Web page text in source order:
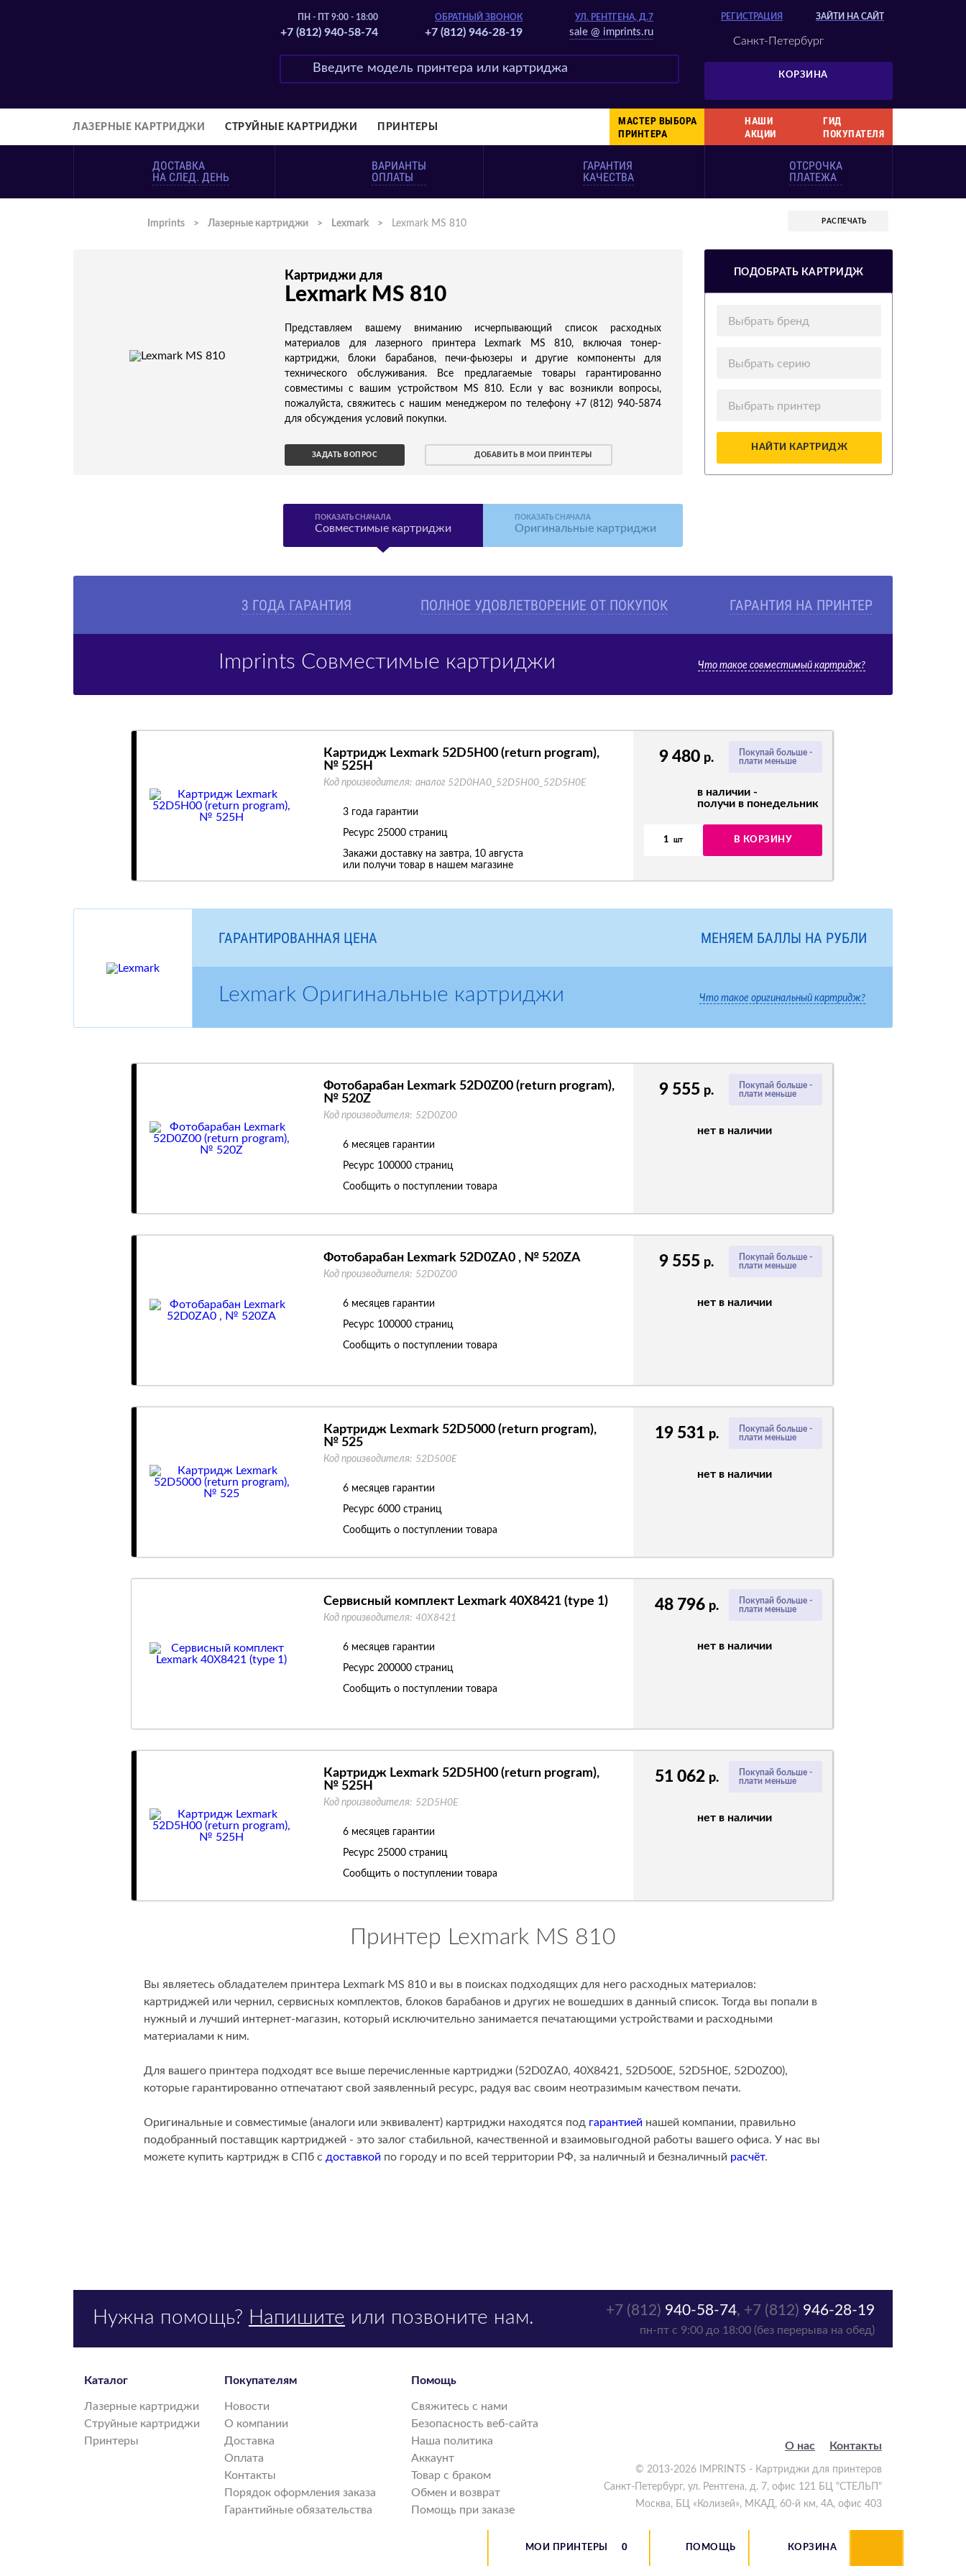
КОРЗИНА
РЕГИСТРАЦИЯ ЗАЙТИ НА САЙТ
Санкт-Петербург
ПН - ПТ 9:00 - 18:00
+7 (812) 940-58-74
ОБРАТНЫЙ ЗВОНОК
+7 (812) 946-28-19
УЛ. РЕНТГЕНА, Д.7
sale @ imprints.ru
НАШИ
АКЦИИ
ГИД
ПОКУПАТЕЛЯ
МАСТЕР ВЫБОРА
ПРИНТЕРА
ЛАЗЕРНЫЕ КАРТРИДЖИ СТРУЙНЫЕ КАРТРИДЖИ ПРИНТЕРЫ
ДОСТАВКА
НА СЛЕД. ДЕНЬ
ВАРИАНТЫ
ОПЛАТЫ
ГАРАНТИЯ
КАЧЕСТВА
ОТСРОЧКА
ПЛАТЕЖА
Imprints > Лазерные картриджи > Lexmark > Lexmark MS 810
Картриджи для
Lexmark MS 810
Представляем вашему вниманию исчерпывающий список расходных
материалов для лазерного принтера Lexmark MS 810, включая тонер-
картриджи, блоки барабанов, печи-фьюзеры и другие компоненты для
технического обслуживания. Все предлагаемые товары гарантированно
совместимы с вашим устройством MS 810. Если у вас возникли вопросы,
пожалуйста, свяжитесь с нашим менеджером по телефону +7 (812) 940-5874
для обсуждения условий покупки.
ЗАДАТЬ ВОПРОС ДОБАВИТЬ В МОИ ПРИНТЕРЫ
РАСПЕЧАТЬ
ПОДОБРАТЬ КАРТРИДЖ
Выбрать бренд
Выбрать серию
Выбрать принтер
НАЙТИ КАРТРИДЖ
ПОКАЗАТЬ СНАЧАЛА
Совместимые картриджи
ПОКАЗАТЬ СНАЧАЛА
Оригинальные картриджи
3 ГОДА ГАРАНТИЯ ПОЛНОЕ УДОВЛЕТВОРЕНИЕ ОТ ПОКУПОК ГАРАНТИЯ НА ПРИНТЕР
Что такое совместимый картридж?
Imprints Совместимые картриджи
Покупай больше -
плати меньше
9 480 р.
в наличии -
получи в понедельник
1 шт В КОРЗИНУ
Картридж Lexmark 52D5H00 (return program),
№ 525H
Код производителя: аналог 52D0HA0_52D5H00_52D5H0E
3 года гарантии
Ресурс 25000 страниц
Закажи доставку на завтра, 10 августа
или получи товар в нашем магазине
МЕНЯЕМ БАЛЛЫ НА РУБЛИ
ГАРАНТИРОВАННАЯ ЦЕНА
Что такое оригинальный картридж?
Lexmark Оригинальные картриджи
Покупай больше -
плати меньше
9 555 р.
нет в наличии
Фотобарабан Lexmark 52D0Z00 (return program),
№ 520Z
Код производителя: 52D0Z00
6 месяцев гарантии
Ресурс 100000 страниц
Сообщить о поступлении товара
Покупай больше -
плати меньше
9 555 р.
нет в наличии
Фотобарабан Lexmark 52D0ZA0 , № 520ZA
Код производителя: 52D0Z00
6 месяцев гарантии
Ресурс 100000 страниц
Сообщить о поступлении товара
Покупай больше -
плати меньше
19 531 р.
нет в наличии
Картридж Lexmark 52D5000 (return program),
№ 525
Код производителя: 52D500E
6 месяцев гарантии
Ресурс 6000 страниц
Сообщить о поступлении товара
Покупай больше -
плати меньше
48 796 р.
нет в наличии
Сервисный комплект Lexmark 40X8421 (type 1)
Код производителя: 40X8421
6 месяцев гарантии
Ресурс 200000 страниц
Сообщить о поступлении товара
Покупай больше -
плати меньше
51 062 р.
нет в наличии
Картридж Lexmark 52D5H00 (return program),
№ 525H
Код производителя: 52D5H0E
6 месяцев гарантии
Ресурс 25000 страниц
Сообщить о поступлении товара
Принтер Lexmark MS 810
Вы являетесь обладателем принтера Lexmark MS 810 и вы в поисках подходящих для него расходных материалов:
картриджей или чернил, сервисных комплектов, блоков барабанов и других не вошедших в данный список. Тогда вы попали в
нужный и лучший интернет-магазин, который исключительно занимается печатающими устройствами и расходными
материалами к ним.
Для вашего принтера подходят все выше перечисленные картриджи (52D0ZA0, 40X8421, 52D500E, 52D5H0E, 52D0Z00),
которые гарантированно отпечатают свой заявленный ресурс, радуя вас своим неотразимым качеством печати.
Оригинальные и совместимые (аналоги или эквивалент) картриджи находятся под гарантией нашей компании, правильно
подобранный поставщик картриджей - это залог стабильной, качественной и взаимовыгодной работы вашего офиса. У нас вы
можете купить картридж в СПб с доставкой по городу и по всей территории РФ, за наличный и безналичный расчёт.
+7 (812) 940-58-74, +7 (812) 946-28-19
пн-пт с 9:00 до 18:00 (без перерыва на обед)
Нужна помощь? Напишите или позвоните нам.
Каталог
Лазерные картриджи
Струйные картриджи
Принтеры
Покупателям
Новости
О компании
Доставка
Оплата
Контакты
Порядок оформления заказа
Гарантийные обязательства
Помощь
Свяжитесь с нами
Безопасность веб-сайта
Наша политика
Аккаунт
Товар с браком
Обмен и возврат
Помощь при заказе
О нас Контакты
© 2013-2026 IMPRINTS - Картриджи для принтеров
Санкт-Петербург, ул. Рентгена, д. 7, офис 121 БЦ "СТЕЛЬП"
Москва, БЦ «Колизей», МКАД, 60-й км, 4А, офис 403
МОИ ПРИНТЕРЫ 0 ПОМОЩЬ КОРЗИНА